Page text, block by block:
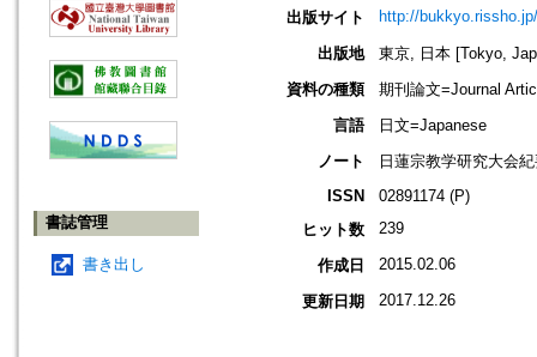
書誌管理
書き出し
出版サイト
http://
出版地
東京, 日本 [Tokyo,
資料の種類
期刊論文=Journal
言語
日文=Japanese
ノート
日蓮宗教学研究大会
ISSN
02891174 (P)
ヒット数
239
作成日 2015.02.06
更新日期 2017.12.26